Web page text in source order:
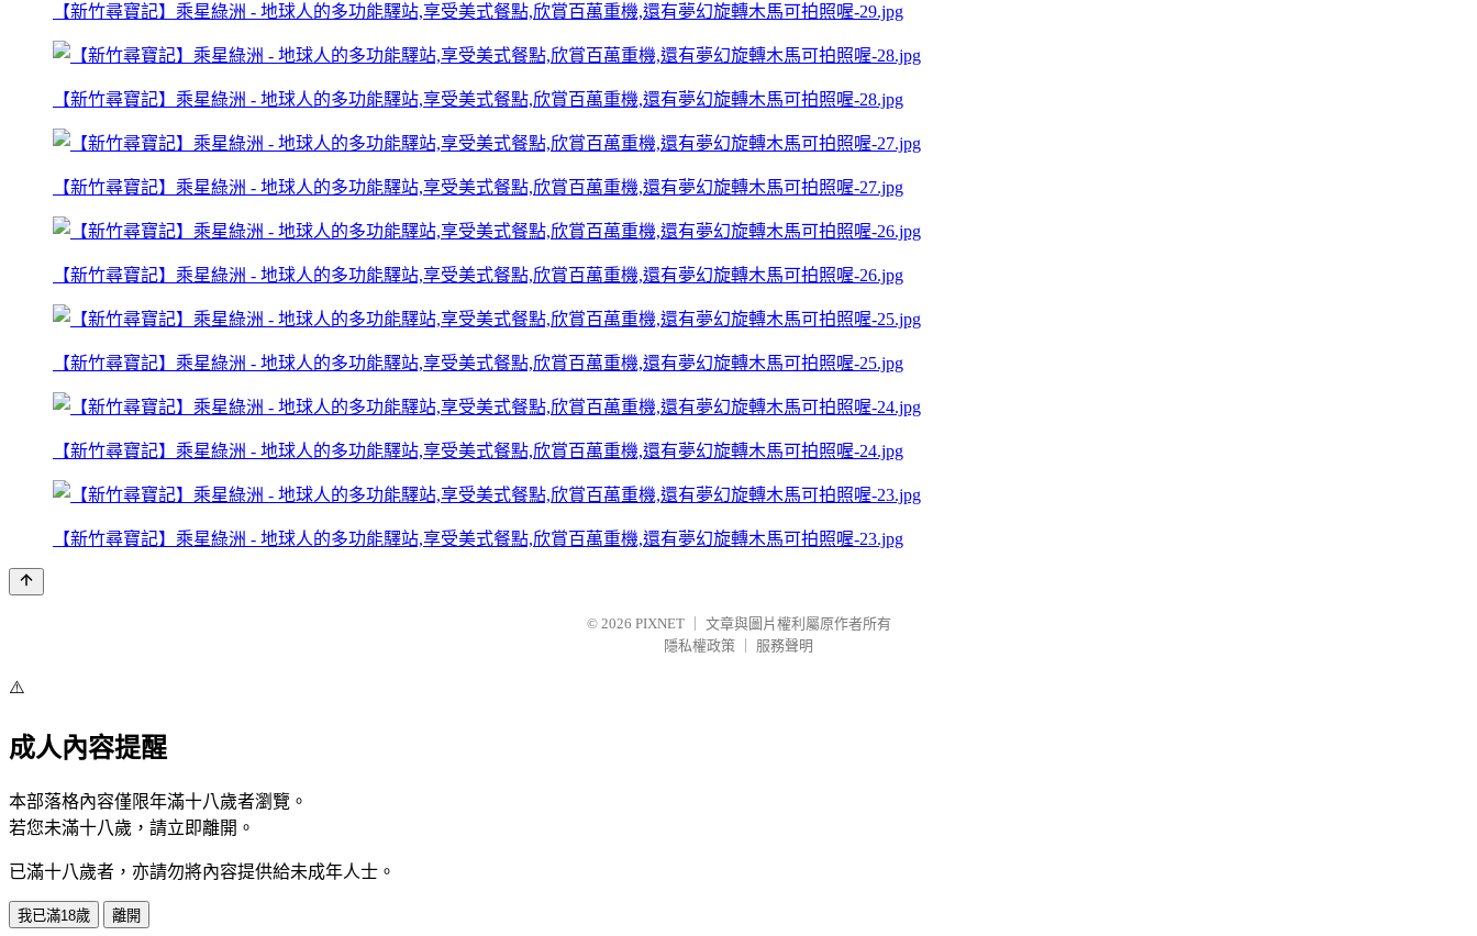
【新竹尋寶記】乘星綠洲 - 地球人的多功能驛站,享受美式餐點,欣賞百萬重機,還有夢幻旋轉木馬可拍照喔-29.jpg
【新竹尋寶記】乘星綠洲 - 地球人的多功能驛站,享受美式餐點,欣賞百萬重機,還有夢幻旋轉木馬可拍照喔-28.jpg
【新竹尋寶記】乘星綠洲 - 地球人的多功能驛站,享受美式餐點,欣賞百萬重機,還有夢幻旋轉木馬可拍照喔-27.jpg
【新竹尋寶記】乘星綠洲 - 地球人的多功能驛站,享受美式餐點,欣賞百萬重機,還有夢幻旋轉木馬可拍照喔-26.jpg
【新竹尋寶記】乘星綠洲 - 地球人的多功能驛站,享受美式餐點,欣賞百萬重機,還有夢幻旋轉木馬可拍照喔-25.jpg
【新竹尋寶記】乘星綠洲 - 地球人的多功能驛站,享受美式餐點,欣賞百萬重機,還有夢幻旋轉木馬可拍照喔-24.jpg
【新竹尋寶記】乘星綠洲 - 地球人的多功能驛站,享受美式餐點,欣賞百萬重機,還有夢幻旋轉木馬可拍照喔-23.jpg
© 2026 PIXNET
文章與圖片權利屬原作者所有
隱私權政策
服務聲明
⚠️
成人內容提醒
本部落格內容僅限年滿十八歲者瀏覽。
若您未滿十八歲，請立即離開。
已滿十八歲者，亦請勿將內容提供給未成年人士。
我已滿18歲 離開